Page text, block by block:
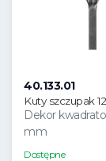
40.133.01
Kuty szczupak
Dekor
mm
Dostępne